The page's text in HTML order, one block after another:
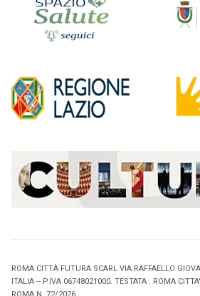
ROMA CITTÀ FUTURA SCARL VIA RAFFAELLO
ITALIA -- P.IVA 06748021000. TESTATA : ROMA